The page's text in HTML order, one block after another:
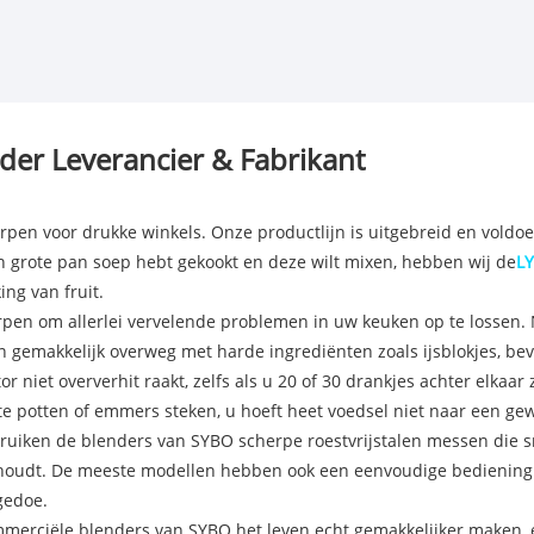
Leverancier & Fabrikant
voor drukke winkels. Onze productlijn is uitgebreid en
grote pan soep hebt gekookt en deze wilt mixen, hebben wij de
van fruit.
om allerlei vervelende problemen in uw keuken op te lossen.
gemakkelijk overweg met harde ingrediënten zoals ijsblokjes,
niet oververhit raakt, zelfs als u 20 of 30 drankjes achter elkaar
potten of emmers steken, u hoeft heet voedsel niet naar een
de blenders van SYBO scherpe roestvrijstalen messen
De meeste modellen hebben ook een eenvoudige